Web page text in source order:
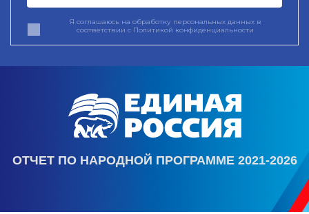
Я соглашаюсь на обработку персональных данных в
соответствии с Политикой конфиденциальности
ОТЧЕТ ПО НАРОДНОЙ ПРОГРАММЕ 2021-2026